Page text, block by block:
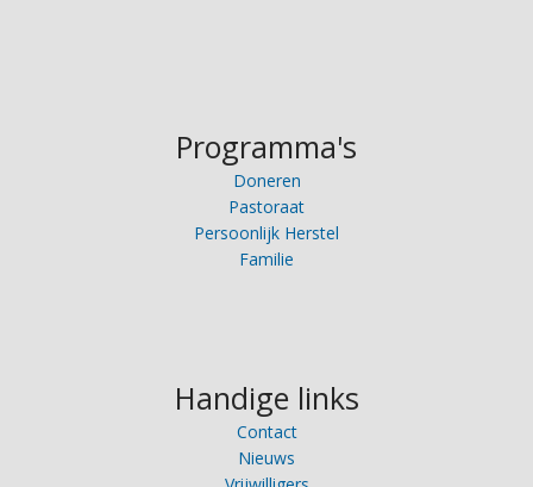
Programma's
Doneren
Pastoraat
Persoonlijk Herstel
Familie
Handige links
Contact
Nieuws